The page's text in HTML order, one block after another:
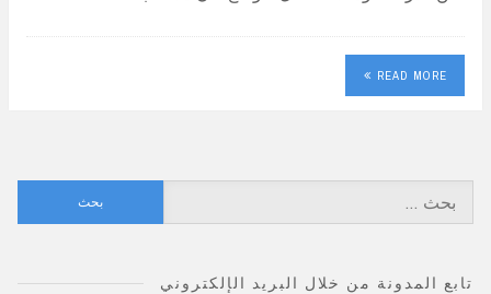
READ MORE
عن:
تابع المدونة من خلال البريد الإلكتروني